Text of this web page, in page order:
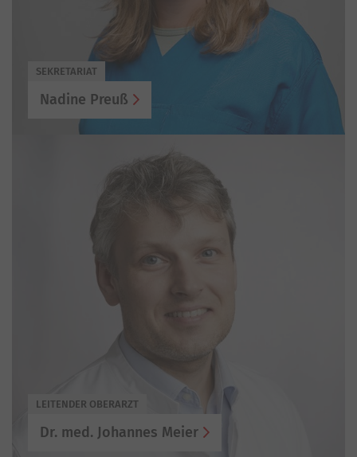
SEKRETARIAT
Nadine Preuß
LEITENDER OBERARZT
Dr. med. Johannes Meier